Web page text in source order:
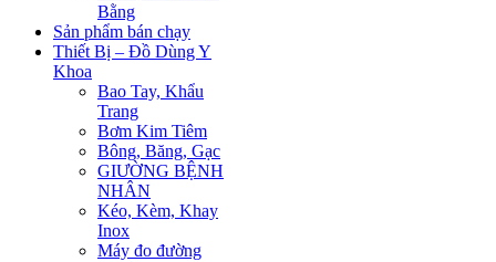
Bằng
Sản phẩm bán chạy
Thiết Bị – Đồ Dùng Y
Khoa
Bao Tay, Khẩu
Trang
Bơm Kim Tiêm
Bông, Băng, Gạc
GIƯỜNG BỆNH
NHÂN
Kéo, Kèm, Khay
Inox
Máy đo đường